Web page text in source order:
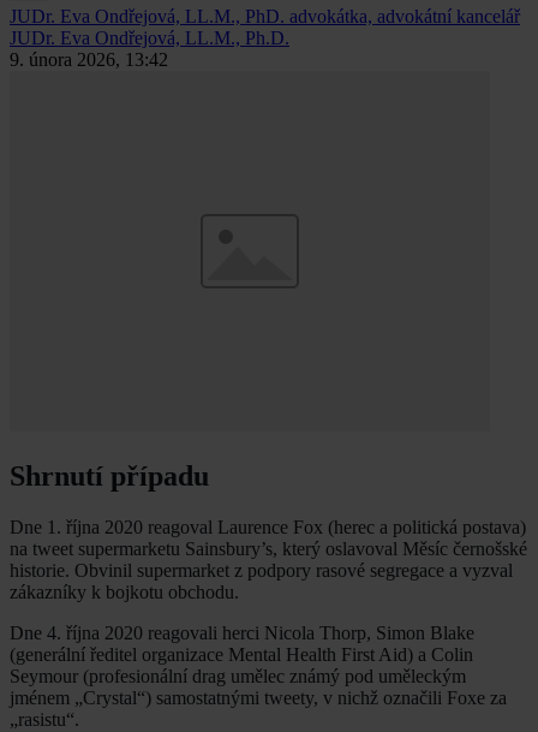
JUDr. Eva Ondřejová, LL.M., PhD. advokátka, advokátní kancelář
JUDr. Eva Ondřejová, LL.M., Ph.D.
9. února 2026, 13:42
Shrnutí případu
Dne 1. října 2020 reagoval Laurence Fox (herec a politická postava)
na tweet supermarketu Sainsbury’s, který oslavoval Měsíc černošské
historie. Obvinil supermarket z podpory rasové segregace a vyzval
zákazníky k bojkotu obchodu.
Dne 4. října 2020 reagovali herci Nicola Thorp, Simon Blake
(generální ředitel organizace Mental Health First Aid) a Colin
Seymour (profesionální drag umělec známý pod uměleckým
jménem „Crystal“) samostatnými tweety, v nichž označili Foxe za
„rasistu“.